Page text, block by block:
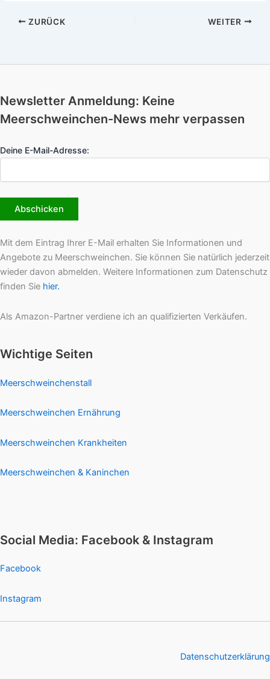
ZURÜCK WEITER
Newsletter Anmeldung: Keine
Meerschweinchen-News mehr verpassen
Deine E-Mail-Adresse:
Mit dem Eintrag Ihrer E-Mail erhalten Sie Informationen und
Angebote zu Meerschweinchen. Sie können Sie natürlich jederzeit
wieder davon abmelden. Weitere Informationen zum Datenschutz
finden Sie hier.
Als Amazon-Partner verdiene ich an qualifizierten Verkäufen.
Wichtige Seiten
Meerschweinchenstall
Meerschweinchen Ernährung
Meerschweinchen Krankheiten
Meerschweinchen & Kaninchen
Social Media: Facebook & Instagram
Facebook
Instagram
Datenschutzerklärung